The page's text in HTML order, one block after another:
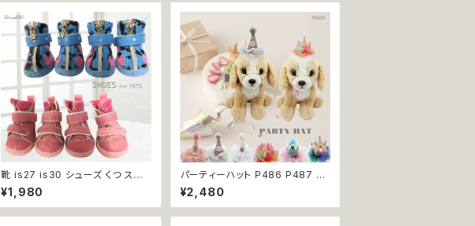
靴 is27 is30 シューズ くつ スニ
ーカー ドッグシューズ けが予防
肉球保護 履かせやすい 犬 猫 ペッ
ト 返品交換不可
¥1,980
パーティーハット P486 P487 P4
88 P489 P490 P491 三角帽子
とんがり帽子 王冠 帽子 ハット 誕
生日 パーティー ドックウェア 犬
¥2,480